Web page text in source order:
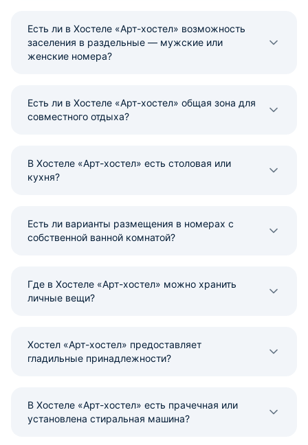
Есть ли в Хостеле «Арт-хостел» возможность
заселения в раздельные — мужские или
женские номера?
Есть ли в Хостеле «Арт-хостел» общая зона для
совместного отдыха?
В Хостеле «Арт-хостел» есть столовая или
кухня?
Есть ли варианты размещения в номерах с
собственной ванной комнатой?
Где в Хостеле «Арт-хостел» можно хранить
личные вещи?
Хостел «Арт-хостел» предоставляет
гладильные принадлежности?
В Хостеле «Арт-хостел» есть прачечная или
установлена стиральная машина?